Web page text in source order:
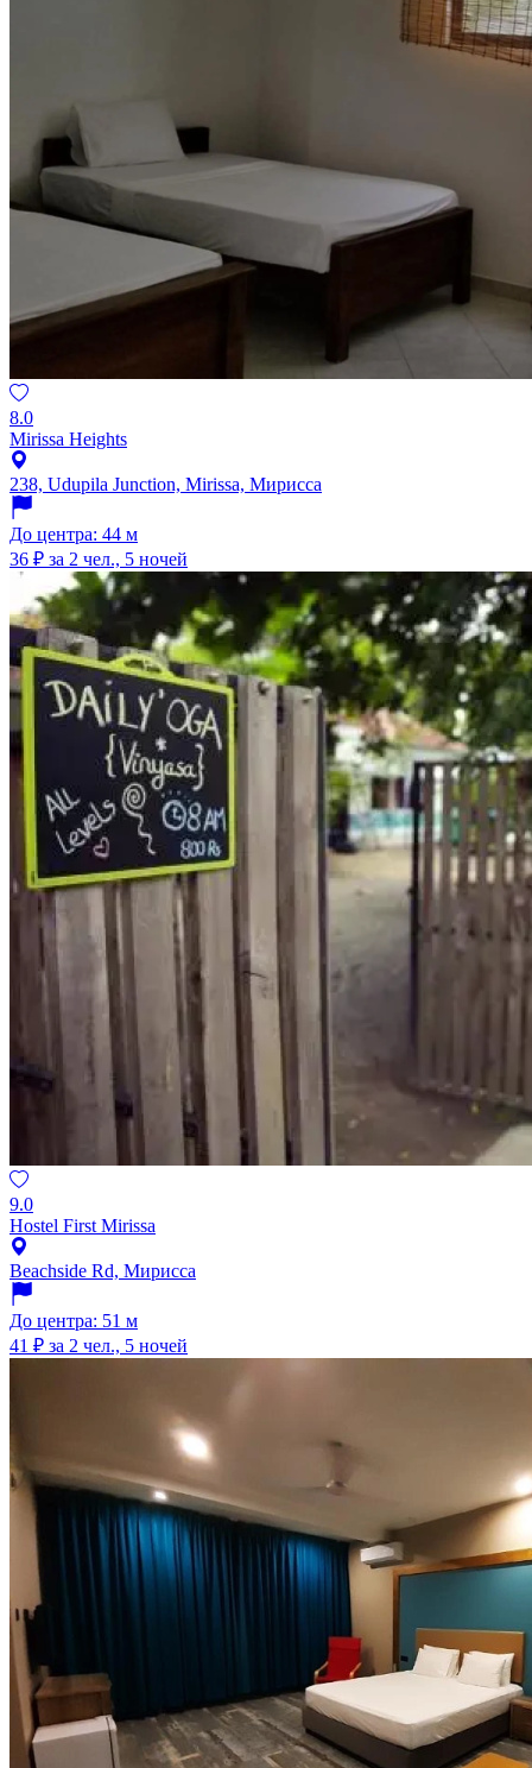
8.0
Mirissa Heights
238, Udupila Junction, Mirissa, Мирисса
До центра: 44 м
36 ₽ за 2 чел., 5 ночей
9.0
Hostel First Mirissa
Beachside Rd, Мирисса
До центра: 51 м
41 ₽ за 2 чел., 5 ночей